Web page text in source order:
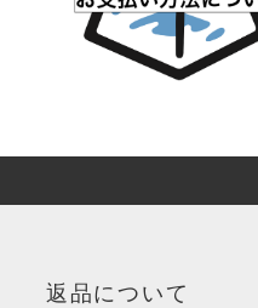
返品について